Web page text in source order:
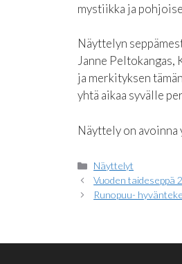
mystiikka ja
Näyttelyn
Janne
ja merkityksen
yhtä aikaa syvälle
Näyttely on
Kategoriat
Näyttelyt
Vuoden taideseppä
Runopuu-